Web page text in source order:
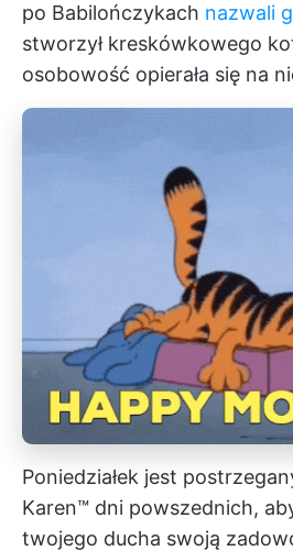
po Babilończykach nazwali
stworzył kreskówkowego
osobowość opierała się na
Poniedziałek jest
Karen™ dni powszednich,
twojego ducha swoją